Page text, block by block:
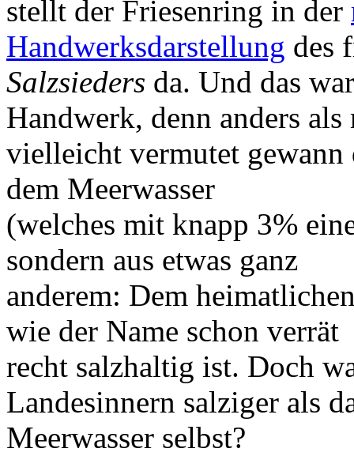
stellt der Friesenring in der
Handwerksdarstellung des
Salzsieders da. Und das
Handwerk, denn anders als
vielleicht vermutet gewann
dem Meerwasser
(welches mit knapp 3%
sondern aus etwas ganz
anderem: Dem
wie der Name schon verrät
recht salzhaltig ist. Doch
Landesinnern salziger als
Meerwasser selbst?